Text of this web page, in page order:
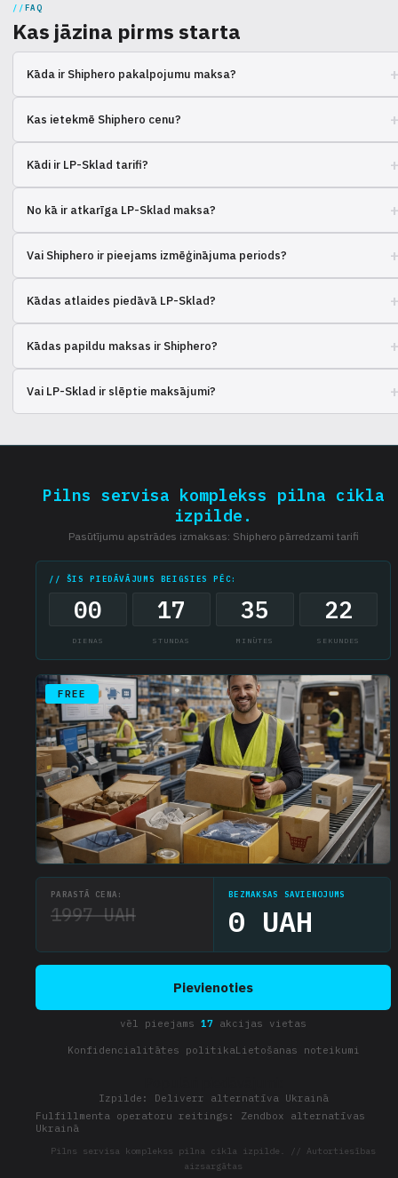
FAQ
Kas jāzina pirms starta
Kāda ir Shiphero pakalpojumu maksa?
pakalpojumiem. Sazinieties ar viņiem, lai aprēķinātu.
Kas ietekmē Shiphero cenu?
Kādi ir LP-Sklad tarifi?
veikala vajadzībām.
No kā ir atkarīga LP-Sklad maksa?
papildu pakalpojumiem.
Vai Shiphero ir pieejams izmēģinājuma periods?
Kādas atlaides piedāvā LP-Sklad?
apjomiem.
Kādas papildu maksas ir Shiphero?
Vai LP-Sklad ir slēptie maksājumi?
Pilns servisa komplekss pilna cikla
izpilde.
Pasūtījumu apstrādes izmaksas: Shiphero pārredzami tarifi
// ŠIS PIEDĀVĀJUMS BEIGSIES PĒC:
00
DIENAS
17
STUNDAS
35
MINŪTES
21
SEKUNDES
FREE
PARASTĀ CENA:
1997 UAH
BEZMAKSAS SAVIENOJUMS
0 UAH
Pievienoties
vēl pieejams 17 akcijas vietas
Konfidencialitātes politikaLietošanas noteikumi
Izpilde: Deliverr alternatīva Ukrainā
Fulfillmenta operatoru reitings: Zendbox alternatīvas
Ukrainā
Pilns servisa komplekss pilna cikla izpilde. // Autortiesības
aizsargātas